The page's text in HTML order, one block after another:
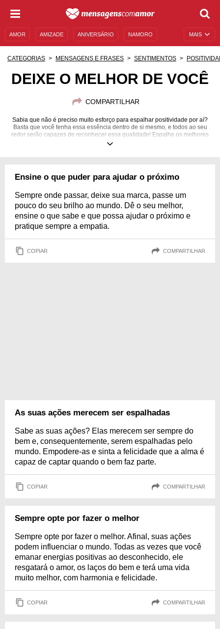
MAIS
AMOR AMIZADE ANIVERSÁRIO NAMORO
CATEGORIAS MENSAGENS E FRASES SENTIMENTOS
DEIXE O MELHOR DE VOCÊ
COMPARTILHAR
Sabia que não é preciso muito esforço para espalhar positividade por aí?
Basta que você tenha essa essência dentro de si mesmo, e todos ao seu
redor serão capazes de reconhecer essa qualidade! Espalhe os melhores
sentimentos pelo mundo!
Ensine o que puder para ajudar o próximo
Sempre onde passar, deixe sua marca, passe um
pouco do seu brilho ao mundo. Dê o seu melhor,
ensine o que sabe e que possa ajudar o próximo e
pratique sempre a empatia.
COPIAR COMPARTILHAR
As suas ações merecem ser espalhadas
Sabe as suas ações? Elas merecem ser sempre do
bem e, consequentemente, serem espalhadas pelo
mundo. Empodere-as e sinta a felicidade que a alma é
capaz de captar quando o bem faz parte.
COPIAR COMPARTILHAR
Sempre opte por fazer o melhor
Sempre opte por fazer o melhor. Afinal, suas ações
podem influenciar o mundo. Todas as vezes que você
emanar energias positivas ao desconhecido, ele
resgatará o amor, os laços do bem e terá uma vida
muito melhor, com harmonia e felicidade.
COPIAR COMPARTILHAR